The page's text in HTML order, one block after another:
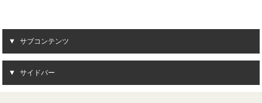
サブコンテンツ
サイドバー